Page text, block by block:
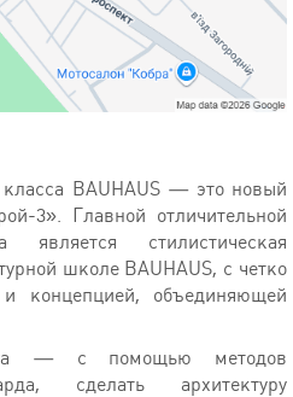
BAUHAUS — это новый
3». Главной отличительной
является стилистическая
школе BAUHAUS, с четко
концепцией, объединяющей
— с помощью методов
сделать архитектуру